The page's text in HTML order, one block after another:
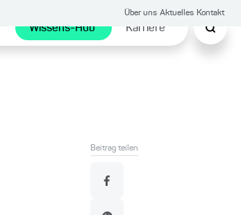
Über uns Aktuelles Kontakt
Wissens-Hub Karriere
Beitrag teilen